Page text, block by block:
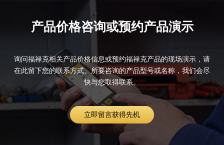
产品价格咨询或预约产品演示
询问福禄克相关产品价格信息或预约福禄克产品的现场演示，请
在此留下您的联系方式、所要咨询的产品型号或名称，我们会尽
快与您取得联系。
立即留言获得先机